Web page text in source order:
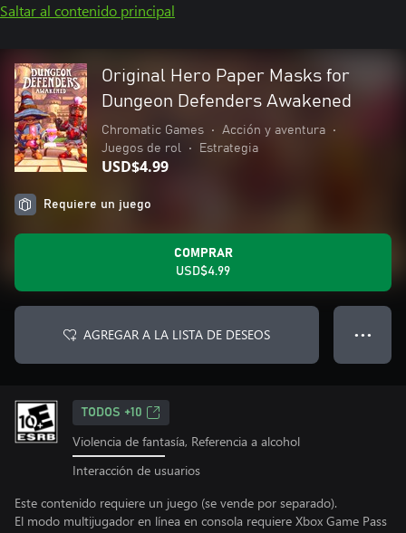
Saltar al contenido principal
Original Hero Paper Masks for
Dungeon Defenders Awakened
Chromatic Games • Acción y aventura
•
Juegos de rol
• Estrategia
USD$4.99
Requiere un juego
COMPRAR
USD$4.99
AGREGAR A LA LISTA DE DESEOS ● ● ●
TODOS +10
Violencia de fantasía, Referencia a alcohol
Interacción de usuarios
Este contenido requiere un juego (se vende por separado).
El modo multijugador en línea en consola requiere Xbox Game Pass